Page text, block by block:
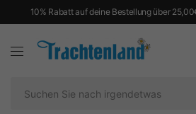
10% Rabatt auf deine Bestellung über